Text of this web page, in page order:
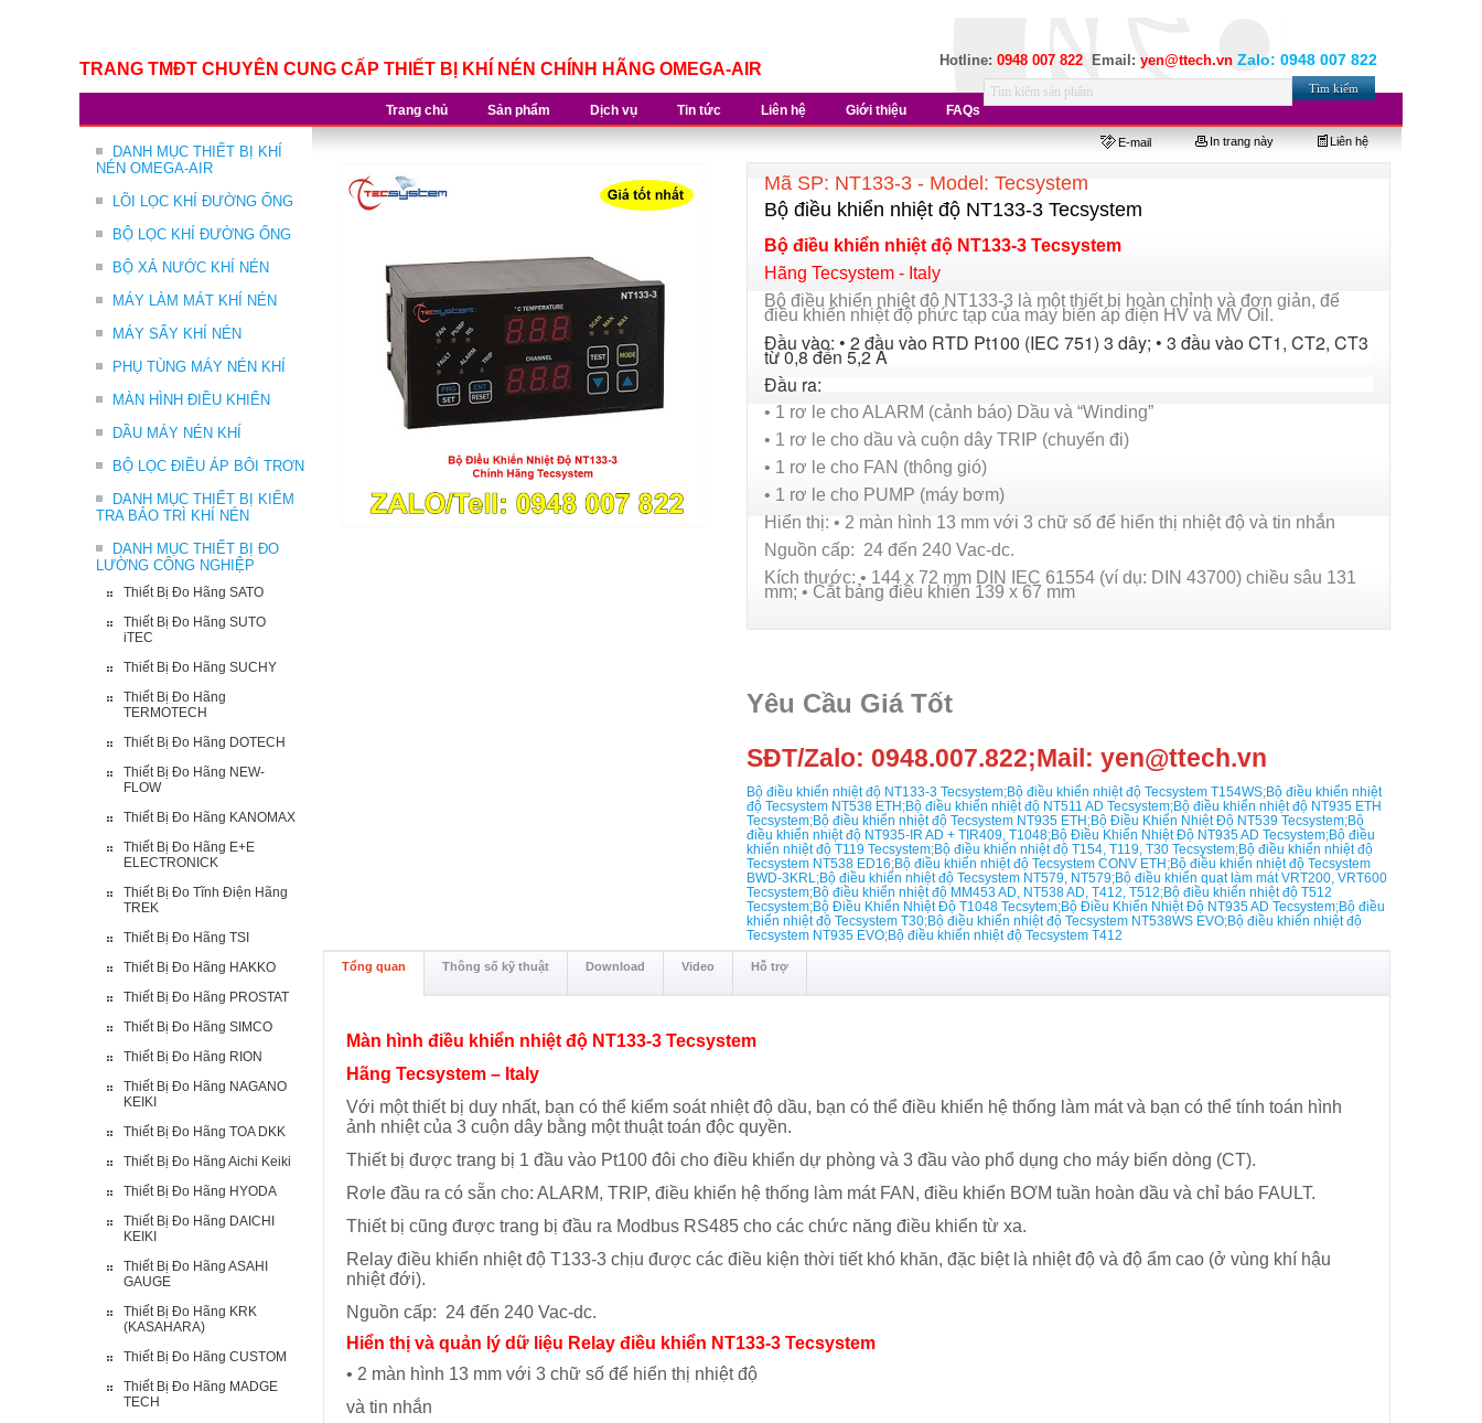
Hotline: 0948 007 822 Email: yen@ttech.vn Zalo: 0948 007 822
TRANG TMĐT CHUYÊN CUNG CẤP THIẾT BỊ KHÍ NÉN CHÍNH HÃNG OMEGA-AIR
Trang chủ Sản phẩm Dịch vụ Tin tức Liên hệ Giới thiệu FAQs
DANH MỤC THIẾT BỊ KHÍ
NÉN OMEGA-AIR
LÕI LỌC KHÍ ĐƯỜNG ỐNG
BỘ LỌC KHÍ ĐƯỜNG ỐNG
BỘ XẢ NƯỚC KHÍ NÉN
MÁY LÀM MÁT KHÍ NÉN
MÁY SẤY KHÍ NÉN
PHỤ TÙNG MÁY NÉN KHÍ
MÀN HÌNH ĐIỀU KHIỂN
DẦU MÁY NÉN KHÍ
BỘ LỌC ĐIỀU ÁP BÔI TRƠN
DANH MỤC THIẾT BỊ KIỂM
TRA BẢO TRÌ KHÍ NÉN
DANH MỤC THIẾT BỊ ĐO
LƯỜNG CÔNG NGHIỆP
Thiết Bị Đo Hãng SATO
Thiết Bị Đo Hãng SUTO
iTEC
Thiết Bị Đo Hãng SUCHY
Thiết Bị Đo Hãng
TERMOTECH
Thiết Bị Đo Hãng DOTECH
Thiết Bị Đo Hãng NEW-
FLOW
Thiết Bị Đo Hãng KANOMAX
Thiết Bị Đo Hãng E+E
ELECTRONICK
Thiết Bị Đo Tĩnh Điện Hãng
TREK
Thiết Bị Đo Hãng TSI
Thiết Bị Đo Hãng HAKKO
Thiết Bị Đo Hãng PROSTAT
Thiết Bị Đo Hãng SIMCO
Thiết Bị Đo Hãng RION
Thiết Bị Đo Hãng NAGANO
KEIKI
Thiết Bị Đo Hãng TOA DKK
Thiết Bị Đo Hãng Aichi Keiki
Thiết Bị Đo Hãng HYODA
Thiết Bị Đo Hãng DAICHI
KEIKI
Thiết Bị Đo Hãng ASAHI
GAUGE
Thiết Bị Đo Hãng KRK
(KASAHARA)
Thiết Bị Đo Hãng CUSTOM
Thiết Bị Đo Hãng MADGE
TECH
E-mail In trang này Liên hệ
Mã SP: NT133-3 - Model: Tecsystem
Bộ điều khiển nhiệt độ NT133-3 Tecsystem
Bộ điều khiển nhiệt độ NT133-3 Tecsystem
Hãng Tecsystem - Italy
Bộ điều khiển nhiệt độ NT133-3 là một thiết bị hoàn chỉnh và đơn giản, để
điều khiển nhiệt độ phức tạp của máy biến áp điện HV và MV Oil.
Đầu vào: • 2 đầu vào RTD Pt100 (IEC 751) 3 dây; • 3 đầu vào CT1, CT2, CT3
từ 0,8 đến 5,2 A
Đầu ra:
• 1 rơ le cho ALARM (cảnh báo) Dầu và “Winding”
• 1 rơ le cho dầu và cuộn dây TRIP (chuyến đi)
• 1 rơ le cho FAN (thông gió)
• 1 rơ le cho PUMP (máy bơm)
Hiển thị: • 2 màn hình 13 mm với 3 chữ số để hiển thị nhiệt độ và tin nhắn
Nguồn cấp: 24 đến 240 Vac-dc.
Kích thước: • 144 x 72 mm DIN IEC 61554 (ví dụ: DIN 43700) chiều sâu 131
mm; • Cắt bảng điều khiển 139 x 67 mm
Yêu Cầu Giá Tốt
SĐT/Zalo: 0948.007.822;Mail: yen@ttech.vn
Bộ điều khiển nhiệt độ NT133-3 Tecsystem;Bộ điều khiển nhiệt độ Tecsystem T154WS;Bộ điều khiển nhiệt
độ Tecsystem NT538 ETH ;Bộ điều khiển nhiệt độ NT511 AD Tecsystem;Bộ điều khiển nhiệt độ NT935 ETH
Tecsystem;Bộ điều khiển nhiệt độ Tecsystem NT935 ETH ;Bộ Điều Khiển Nhiệt Độ NT539 Tecsystem;Bộ
điều khiển nhiệt độ NT935-IR AD + TIR409, T1048;Bộ Điều Khiển Nhiệt Độ NT935 AD Tecsystem;Bộ điều
khiển nhiệt độ T119 Tecsystem;Bộ điều khiển nhiệt độ T154, T119, T30 Tecsystem;Bộ điều khiển nhiệt độ
Tecsystem NT538 ED16;Bộ điều khiển nhiệt độ Tecsystem CONV ETH ;Bộ điều khiển nhiệt độ Tecsystem
BWD-3KRL;Bộ điều khiển nhiệt độ Tecsystem NT579, NT579;Bộ điều khiển quạt làm mát VRT200, VRT600
Tecsystem;Bộ điều khiển nhiệt độ MM453 AD, NT538 AD, T412, T512;Bộ điều khiển nhiệt độ T512
Tecsystem;Bộ Điều Khiển Nhiệt Độ T1048 Tecsytem;Bộ Điều Khiển Nhiệt Độ NT935 AD Tecsystem;Bộ điều
khiển nhiệt độ Tecsystem T30;Bộ điều khiển nhiệt độ Tecsystem NT538WS EVO;Bộ điều khiển nhiệt độ
Tecsystem NT935 EVO;Bộ điều khiển nhiệt độ Tecsystem T412
Tổng quan Thông số kỹ thuật Download Video Hỗ trợ
Màn hình điều khiển nhiệt độ NT133-3 Tecsystem
Hãng Tecsystem – Italy
Với một thiết bị duy nhất, bạn có thể kiểm soát nhiệt độ dầu, bạn có thể điều khiển hệ thống làm mát và bạn có thể tính toán hình
ảnh nhiệt của 3 cuộn dây bằng một thuật toán độc quyền.
Thiết bị được trang bị 1 đầu vào Pt100 đôi cho điều khiển dự phòng và 3 đầu vào phổ dụng cho máy biến dòng (CT).
Rơle đầu ra có sẵn cho: ALARM, TRIP, điều khiển hệ thống làm mát FAN, điều khiển BƠM tuần hoàn dầu và chỉ báo FAULT.
Thiết bị cũng được trang bị đầu ra Modbus RS485 cho các chức năng điều khiển từ xa.
Relay điều khiển nhiệt độ T133-3 chịu được các điều kiện thời tiết khó khăn, đặc biệt là nhiệt độ và độ ẩm cao (ở vùng khí hậu
nhiệt đới).
Nguồn cấp: 24 đến 240 Vac-dc.
Hiển thị và quản lý dữ liệu Relay điều khiển NT133-3 Tecsystem
• 2 màn hình 13 mm với 3 chữ số để hiển thị nhiệt độ
và tin nhắn